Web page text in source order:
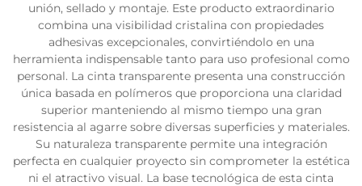
unión, sellado y montaje. Este producto extraordinario
combina una visibilidad cristalina con propiedades
adhesivas excepcionales, convirtiéndolo en una
herramienta indispensable tanto para uso profesional como
personal. La cinta transparente presenta una construcción
única basada en polímeros que proporciona una claridad
superior manteniendo al mismo tiempo una gran
resistencia al agarre sobre diversas superficies y materiales.
Su naturaleza transparente permite una integración
perfecta en cualquier proyecto sin comprometer la estética
ni el atractivo visual. La base tecnológica de esta cinta